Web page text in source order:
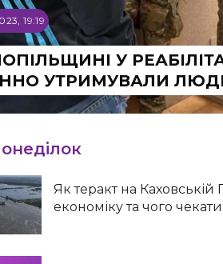
19:19
У
УТРИМУВАЛИ
Як теракт на
економіку та чого